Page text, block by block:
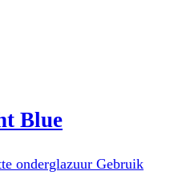
Blue
onderglazuur Gebruik